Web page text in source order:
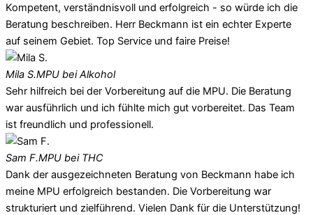
Kompetent, verständnisvoll und erfolgreich - so würde ich die
Beratung beschreiben. Herr Beckmann ist ein echter Experte
auf seinem Gebiet. Top Service und faire Preise!
Mila S.MPU bei Alkohol
Sehr hilfreich bei der Vorbereitung auf die MPU. Die Beratung
war ausführlich und ich fühlte mich gut vorbereitet. Das Team
ist freundlich und professionell.
Sam F.MPU bei THC
Dank der ausgezeichneten Beratung von Beckmann habe ich
meine MPU erfolgreich bestanden. Die Vorbereitung war
strukturiert und zielführend. Vielen Dank für die Unterstützung!